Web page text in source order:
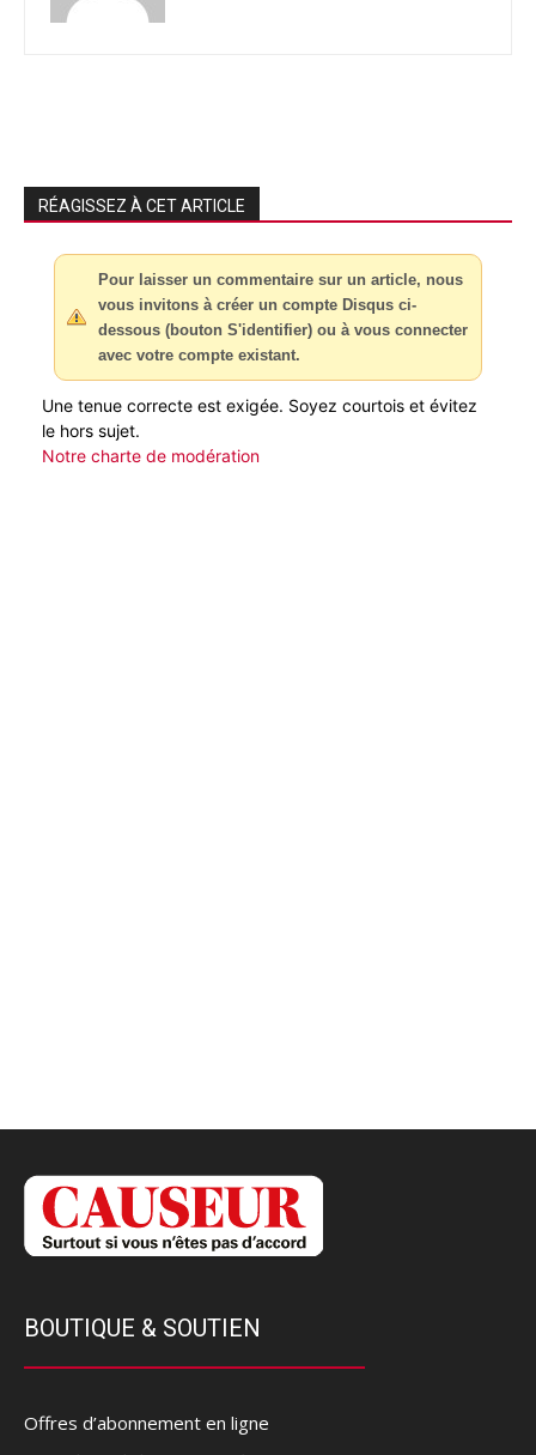
RÉAGISSEZ À CET ARTICLE
Pour laisser un commentaire sur un article, nous
vous invitons à créer un compte Disqus ci-
dessous (bouton S'identifier) ou à vous connecter
avec votre compte existant.
Une tenue correcte est exigée. Soyez courtois et évitez
le hors sujet.
Notre charte de modération
BOUTIQUE & SOUTIEN
Offres d’abonnement en ligne